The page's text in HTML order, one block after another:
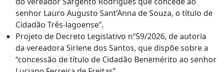
senhor Lauro Augusto Sant’Anna de Souza, o título de
Cidadão Três-lagoense”.
Projeto de Decreto Legislativo nº59/2026, de autoria
da vereadora Sirlene dos Santos, que dispõe sobre a
“concessão de título de Cidadão Benemérito ao senhor